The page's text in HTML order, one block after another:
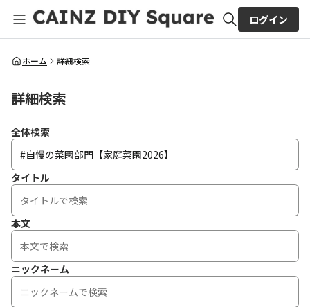
全体検索
ログイン
ホーム 詳細検索
詳細検索
全体検索
タイトル
本文
ニックネーム